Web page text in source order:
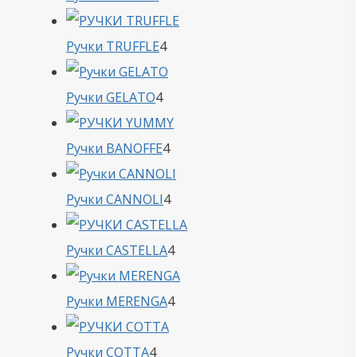
товара
Ручки TRUFFLE44
товара
Ручки GELATO44
товара
Ручки BANOFFE44
товара
Ручки CANNOLI44
товара
Ручки CASTELLA44
товара
Ручки MERENGA44
Ручки COTTA44